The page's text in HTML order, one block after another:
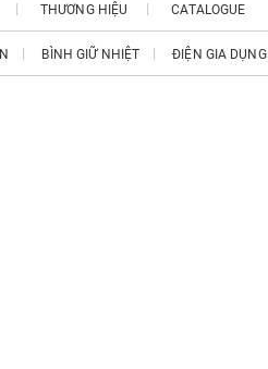
THƯƠNG HIỆU CATALOGUE
BÌNH GIỮ NHIỆT ĐIỆN GIA DỤNG